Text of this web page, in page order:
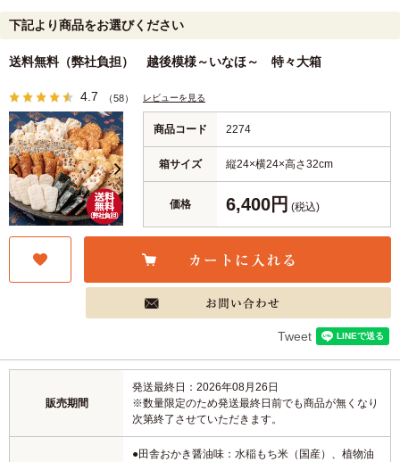
下記より商品をお選びください
送料無料（弊社負担） 越後模様～いなほ～ 特々大箱
4.7 （58） レビューを見る
商品コード 2274
箱サイズ 縦24×横24×高さ32cm
価格 6,400円 (税込)
Tweet
販売期間
発送最終日：2026年08月26日
※数量限定のため発送最終日前でも商品が無くなり
次第終了させていただきます。
●田舎おかき醤油味：水稲もち米（国産）、植物油